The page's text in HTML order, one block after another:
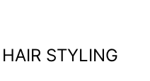
STYLING